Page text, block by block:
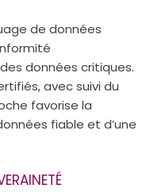
de données
données critiques.
avec suivi du
favorise la
fiable et d’une